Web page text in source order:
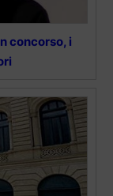
concorso, i